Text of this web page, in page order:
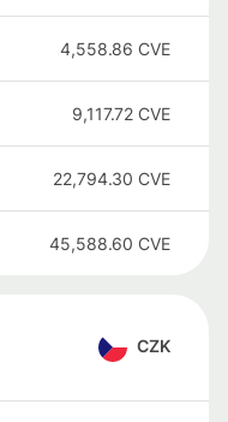
4,558.86 CVE
9,117.72 CVE
22,794.30 CVE
45,588.60 CVE
CZK